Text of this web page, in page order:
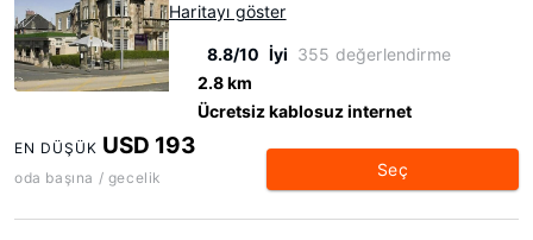
Haritayı göster
8.8/10 İyi 355 değerlendirme
2.8 km
Ücretsiz kablosuz internet
EN DÜŞÜK USD 193
oda başına / gecelik Seç